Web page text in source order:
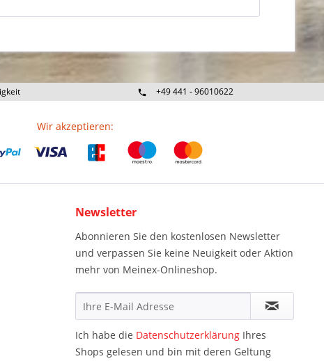
+49 441 - 96010622
Wir akzeptieren:
Newsletter
Abonnieren Sie den kostenlosen Newsletter
und verpassen Sie keine Neuigkeit oder Aktion
mehr von Meinex-Onlineshop.
Ich habe die Datenschutzerklärung Ihres
Shops gelesen und bin mit deren Geltung